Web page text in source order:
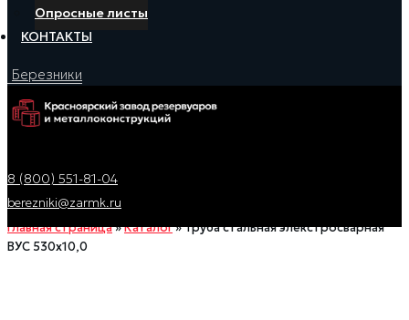
Опросные листы
КОНТАКТЫ
Березники
8 (800) 551-81-04
berezniki@zarmk.ru
Главная страница»Каталог»Труба стальная элекстросварная
ВУС 530х10,0